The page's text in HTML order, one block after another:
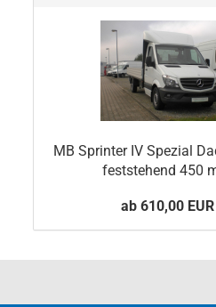
MB Sprinter IV Spezial
feststehend 450
ab 610,00 EUR